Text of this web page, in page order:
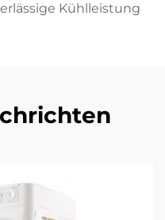
Kühlleistung